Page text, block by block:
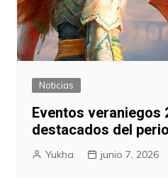
Noticias
Eventos veraniegos
destacados del
Yukha junio 7, 2026